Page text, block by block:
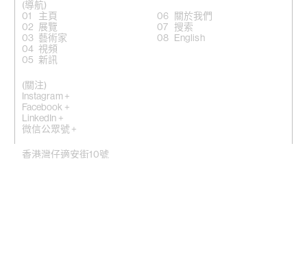
香港灣仔適安街10號
(導航)
主頁
展覽
藝術家
視頻
新訊
關於我們
搜索
English
(關注)
Instagram +
Facebook +
LinkedIn +
微信公眾號 +